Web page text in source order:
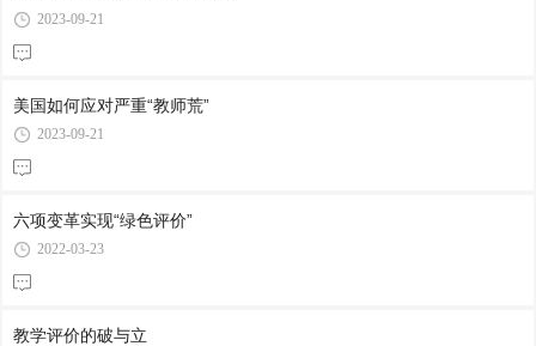
2023-09-21
美国如何应对严重“教师荒”
2023-09-21
六项变革实现“绿色评价”
2022-03-23
教学评价的破与立